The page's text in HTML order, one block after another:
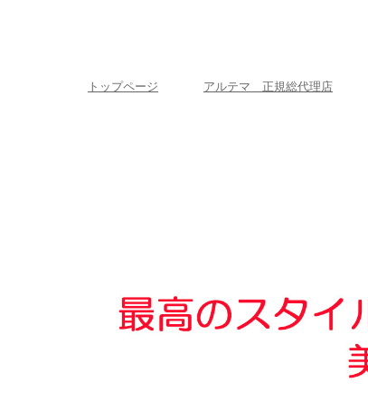
トップページ アルテマ 正規総代理店